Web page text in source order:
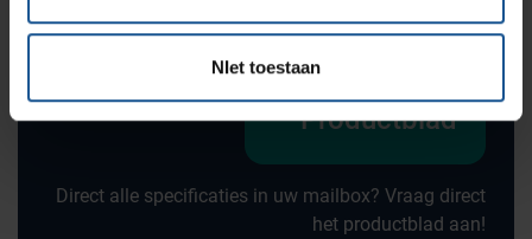
NIet toestaan
Productblad
Direct alle specificaties in uw mailbox? Vraag direct
het productblad aan!